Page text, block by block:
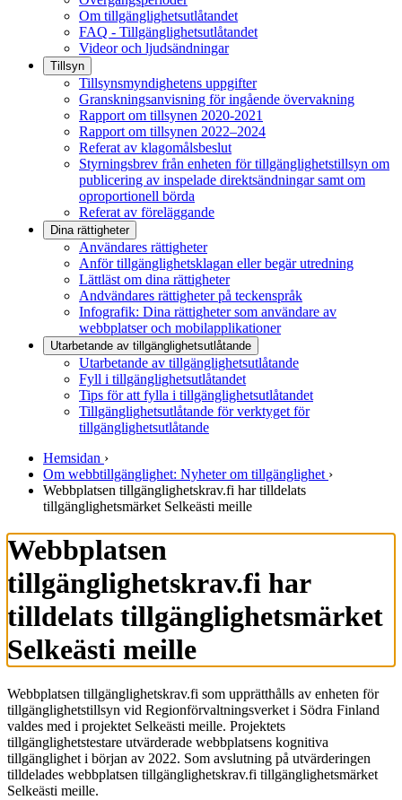
Om tillgänglighetsutlåtandet
FAQ - Tillgänglighetsutlåtandet
Videor och ljudsändningar
Tillsyn
Tillsynsmyndighetens uppgifter
Granskningsanvisning för ingående övervakning
Rapport om tillsynen 2020-2021
Rapport om tillsynen 2022–2024
Referat av klagomålsbeslut
Styrningsbrev från enheten för tillgänglighetstillsyn om
publicering av inspelade direktsändningar samt om
oproportionell börda
Referat av föreläggande
Dina rättigheter
Användares rättigheter
Anför tillgänglighetsklagan eller begär utredning
Lättläst om dina rättigheter
Andvändares rättigheter på teckenspråk
Infografik: Dina rättigheter som användare av
webbplatser och mobilapplikationer
Utarbetande av tillgänglighets­utlåtande
Utarbetande av tillgänglighetsutlåtande
Fyll i tillgänglighetsutlåtandet
Tips för att fylla i tillgänglighetsutlåtandet
Tillgänglighetsutlåtande för verktyget för
tillgänglighetsutlåtande
Hemsidan ›
Om webbtillgänglighet: Nyheter om tillgänglighet ›
Webbplatsen tillgänglighetskrav.fi har tilldelats
tillgänglighetsmärket Selkeästi meille
Webbplatsen
tillgänglighetskrav.fi har
tilldelats tillgänglighetsmärket
Selkeästi meille
Webbplatsen tillgänglighetskrav.fi som upprätthålls av enheten för
tillgänglighetstillsyn vid Regionförvaltningsverket i Södra Finland
valdes med i projektet Selkeästi meille. Projektets
tillgänglighetstestare utvärderade webbplatsens kognitiva
tillgänglighet i början av 2022. Som avslutning på utvärderingen
tilldelades webbplatsen tillgänglighetskrav.fi tillgänglighetsmärket
Selkeästi meille.